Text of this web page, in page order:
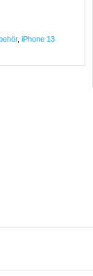
, iPhone 13